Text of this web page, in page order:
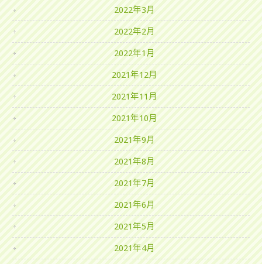
2022年3月
2022年2月
2022年1月
2021年12月
2021年11月
2021年10月
2021年9月
2021年8月
2021年7月
2021年6月
2021年5月
2021年4月